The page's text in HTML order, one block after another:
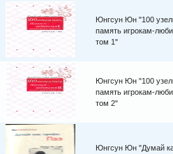
Юнгсун Юн "100
память игрокам-
том 1"
Юнгсун Юн "100
память игрокам-
том 2"
Юнгсун Юн "Думай